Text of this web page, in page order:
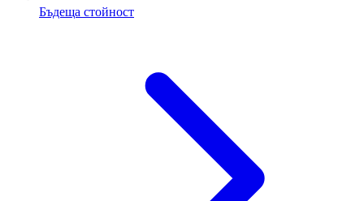
Бъдеща стойност